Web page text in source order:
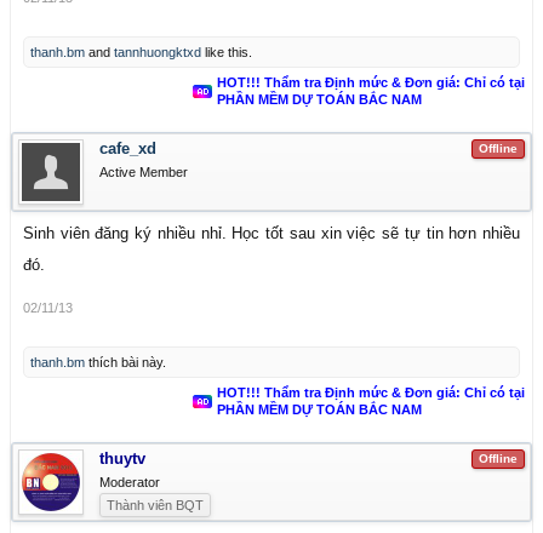
thanh.bm and tannhuongktxd like this.
HOT!!! Thẩm tra Định mức & Đơn giá: Chỉ có tại
PHẦN MỀM DỰ TOÁN BẮC NAM
Offline
cafe_xd
Active Member
Sinh viên đăng ký nhiều nhỉ. Học tốt sau xin việc sẽ tự tin hơn nhiều
đó.
02/11/13
thanh.bm thích bài này.
HOT!!! Thẩm tra Định mức & Đơn giá: Chỉ có tại
PHẦN MỀM DỰ TOÁN BẮC NAM
Offline
thuytv
Moderator
Thành viên BQT